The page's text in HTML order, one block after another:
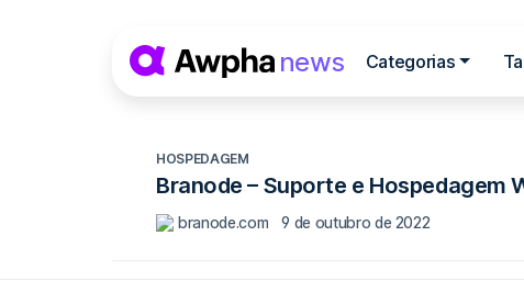
HOSPEDAGEM
Branode – Suporte e Hospedagem
branode.com 9 de outubro de 2022
Navegação principal
news Categorias